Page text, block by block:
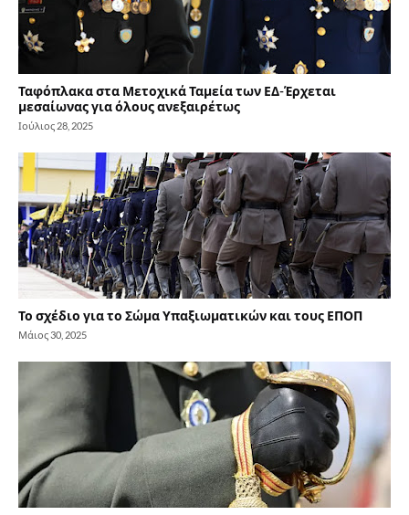
Ταφόπλακα στα Μετοχικά Ταμεία των ΕΔ-Έρχεται
μεσαίωνας για όλους ανεξαιρέτως
Ιούλιος 28, 2025
Το σχέδιο για το Σώμα Υπαξιωματικών και τους ΕΠΟΠ
Μάιος 30, 2025